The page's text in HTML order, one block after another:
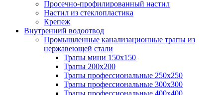
Просечно-профилированный настил
Настил из стеклопластика
Крепеж
Внутренний водоотвод
Промышленные канализационные трапы из
нержавеющей стали
Трапы мини 150х150
Трапы 200х200
Трапы профессиональные 250х250
Трапы профессиональные 300х300
Трапы профессиональные 400х400